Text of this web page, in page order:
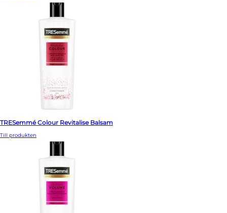
TRESemmé Colour Revitalise Balsam
Till produkten